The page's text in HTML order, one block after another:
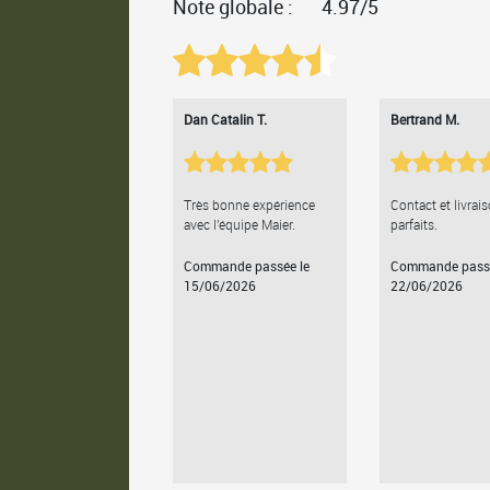
Note globale : 4.97/5
Dan Catalin T.
Très bonne expérience
avec l'équipe Maier.
Commande passée le
15/06/2026
Bertrand M.
Contact et
parfaits.
Commande
22/06/2026